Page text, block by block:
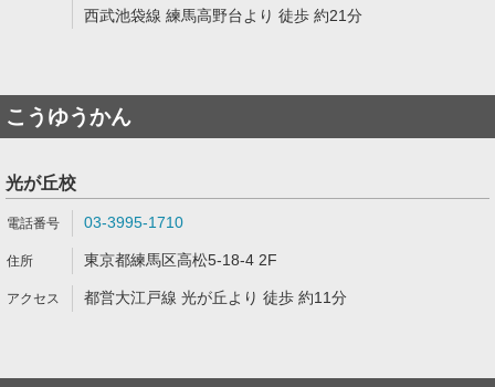
西武池袋線 練馬高野台より 徒歩 約21分
こうゆうかん
光が丘校
03-3995-1710
東京都練馬区高松5-18-4 2F
都営大江戸線 光が丘より 徒歩 約11分